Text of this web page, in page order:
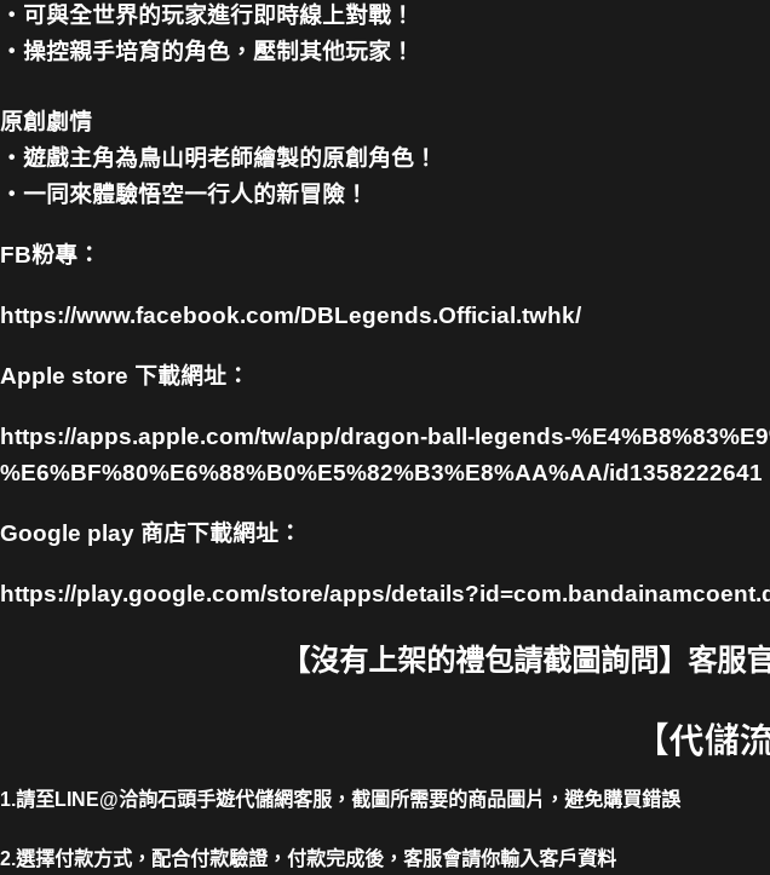
・可與全世界的玩家進行即時線上對戰！
・操控親手培育的角色，壓制其他玩家！
原創劇情
・遊戲主角為鳥山明老師繪製的原創角色！
・一同來體驗悟空一行人的新冒險！
FB粉專：
https://www.facebook.com/DBLegends.Official.twhk/
Apple store 下載網址：
https://apps.apple.com/tw/app/dragon-ball-legends-
%E6%BF%80%E6%88%B0%E5%82%B3%E8%AA%AA/id1358222641
Google play 商店下載網址：
https://play.google.com/store/apps/
【沒有上架的禮包請截圖詢問】客服
【代儲
1.請至LINE@洽詢石頭手遊代儲網客服，截圖所需要的商品圖片，避免購買錯誤
2.選擇付款方式，配合付款驗證，付款完成後，客服會請你輸入客戶資料